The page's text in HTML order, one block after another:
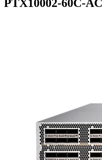
PTX10002-60C-